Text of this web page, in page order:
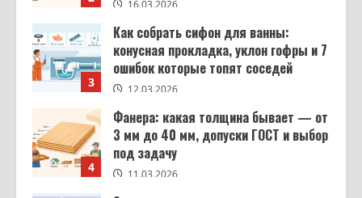
12.03.2026
4
Фанера: какая толщина бывает — от
3 мм до 40 мм, допуски ГОСТ и выбор
под задачу
11.03.2026
5
Заклинило ручку на пластиковом
окне: что делать в каждой из 4
ситуаций
11.03.2026